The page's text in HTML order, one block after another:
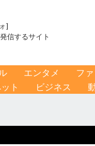
]
信するサイト
エンタメ フ
ト ビジネス